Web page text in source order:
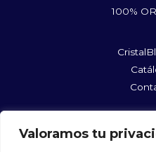
Valoramos tu
100%